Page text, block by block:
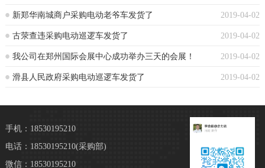
2019-04-02
新郑华南城商户采购电动老爷车发货了
2019-04-02
古荥查违采购电动巡逻车发货了
2019-04-02
我公司在郑州国际会展中心成功举办三天的会展！
2019-04-02
滑县人民政府采购电动巡逻车发货了
手机：18530195210
电话：18530195210(采购部)
微信：18530195210